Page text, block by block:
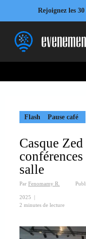
contenu
Rejoignez les
Flash Pause café
Casque
salle
Par Fenomamy R.
2025 |
2 minutes de lecture